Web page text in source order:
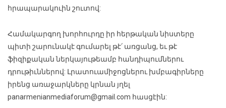
հրապարակուին շուտով:
Համակարգող խորհուրդը իր հերթական նիստերը
պիտի շարունակէ գումարել թէ՛ առցանց, եւ թէ
ֆիզիքական ներկայութեամբ հանդիպումներու
դրութիւններով: Լրատուամիջոցներու խմբագիրները
իրենց առաջարկները կրնան յղել
panarmenianmediaforum@gmail.com հասցէին: